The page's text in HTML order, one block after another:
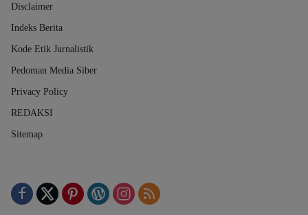
Disclaimer
Indeks Berita
Kode Etik Jurnalistik
Pedoman Media Siber
Privacy Policy
REDAKSI
Sitemap